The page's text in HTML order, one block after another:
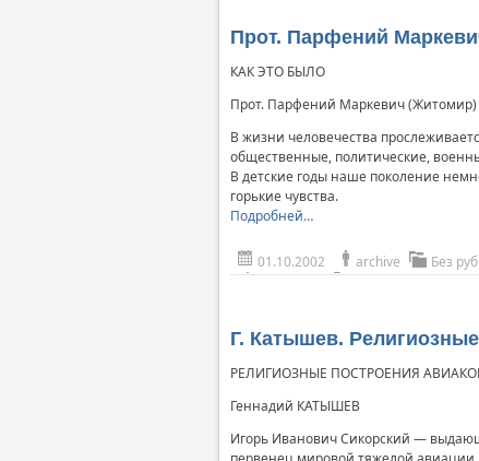
Прот. Парфений
КАК ЭТО БЫЛО
Прот. Парфений Маркевич (Житомир)
В жизни человечества
общественные, политические,
В детские годы наше поколение
горькие чувства.
Подробней…
01.10.2002 archive Без
Г. Катышев.
РЕЛИГИОЗНЫЕ ПОСТРОЕНИЯ
Геннадий КАТЫШЕВ
Игорь Иванович Сикорский —